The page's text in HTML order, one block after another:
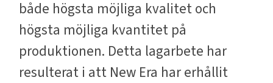
både högsta möjliga kvalitet och
högsta möjliga kvantitet på
produktionen. Detta lagarbete har
resulterat i att New Era har erhållit